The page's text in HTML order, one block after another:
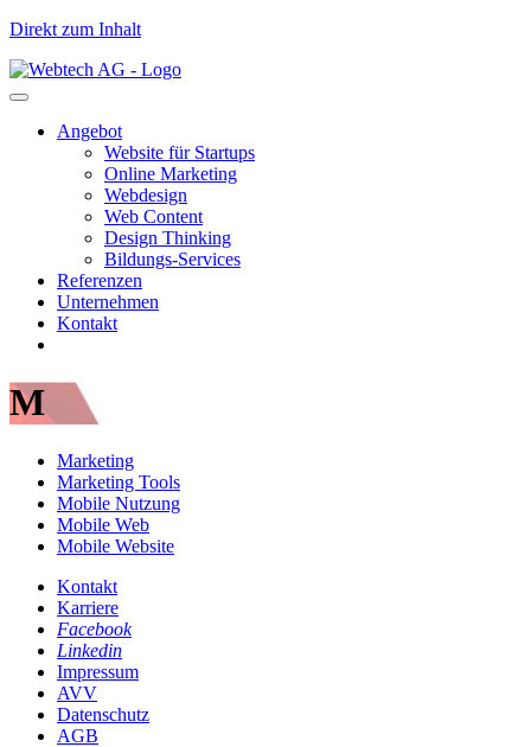
Direkt zum Inhalt
Angebot
Website für Startups
Online Marketing
Webdesign
Web Content
Design Thinking
Bildungs-Services
Referenzen
Unternehmen
Kontakt
M
Marketing
Marketing Tools
Mobile Nutzung
Mobile Web
Mobile Website
Kontakt
Karriere
Facebook
Linkedin
Impressum
AVV
Datenschutz
AGB